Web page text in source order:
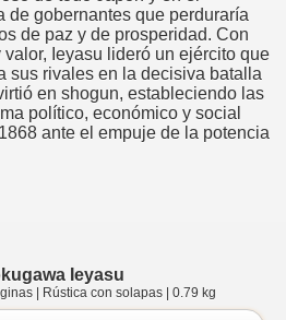
de gobernantes que perduraría
de paz y de prosperidad. Con
Ieyasu lideró un ejército que
sus rivales en la decisiva batalla
en shogun, estableciendo las
político, económico y social
ante el empuje de la potencia
Ieyasu
| Rústica con solapas | 0.79 kg